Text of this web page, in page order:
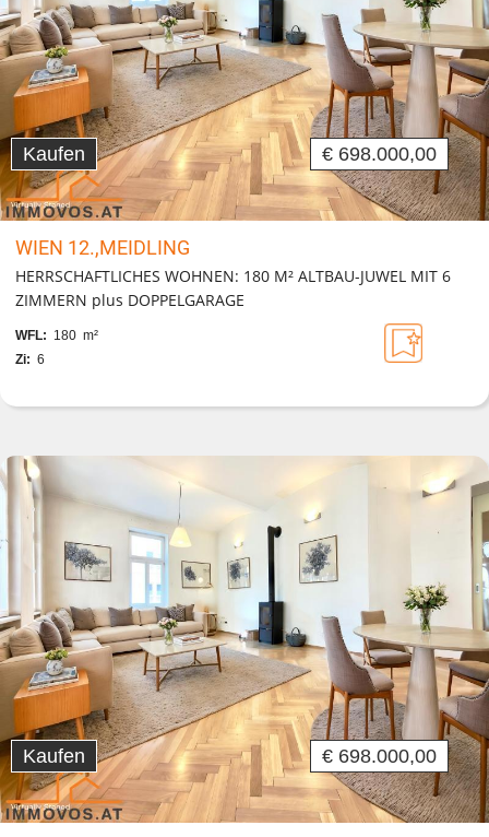
Kaufen € 698.000,00
WIEN 12.,MEIDLING
HERRSCHAFTLICHES WOHNEN: 180 M² ALTBAU-JUWEL MIT 6
ZIMMERN plus DOPPELGARAGE
WFL: 180 m²
Zi: 6
Kaufen € 698.000,00